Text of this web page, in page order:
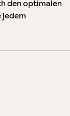
den optimalen
jedem